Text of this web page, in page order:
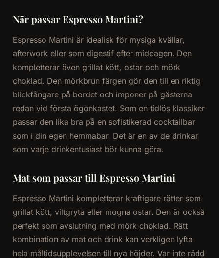
När passar Espresso Martini?
Espresso Martini är idealisk för mysiga kvällar,
afterwork eller som digestif efter middagen. Den
kompletterar även grillat kött, ostar och mörk
choklad. Den mörkbrun färgen gör den till en riktig
blickfångare på bordet och imponer på gästerna
redan vid första ögonkastet. Som en tidlös klassiker
passar den lika bra på en sofistikerad cocktailbar
som i din egen hemmabar. Det är en av de drinkar
som varje drinkentusiast bör kunna göra.
Mat som passar till Espresso Martini
Espresso Martini kompletterar kraftigare rätter som
grillat kött, viltgryta eller mogna ostar. Den är också
perfekt som avslutning med mörk choklad. Rätt
kombination av mat och drink kan verkligen lyfta
hela måltidsupplevelsen till nya höjder. Var inte rädd